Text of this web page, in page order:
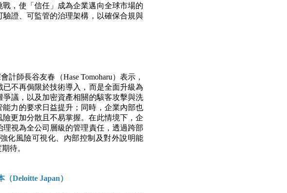
，使「信任」成為企業邁向全球市場的
證、可監管的治理架構，以確保合規與
計師長谷友春（Hase Tomoharu）表示，
不再侷限於技術導入，而是全面升級為
議，以及加密資產相關的駭客攻擊與洗
力的要求日益提升；同時，企業內部也
更加分散且不易掌握。在此情境下，企
視為全公司層級的管理責任，透過跨部
化風險可視化、內部控制及對外說明能
待。
Deloitte Japan）